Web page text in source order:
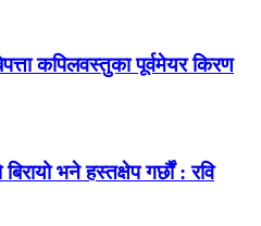
कपिलवस्तुका पूर्वमेयर किरण
भने हस्तक्षेप गर्छौं : रवि